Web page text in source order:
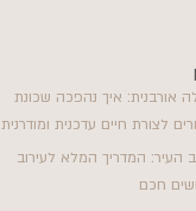
אורבנית: איך נהפכה שכונת
לצורת חיים עדכנית ומודרנית
העיר: המדריך המלא לעירוב
חכם